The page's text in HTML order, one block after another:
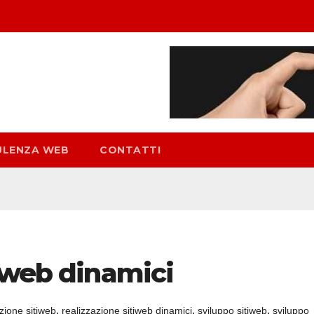
WEB CONTATTI
dinamici
sitiweb, realizzazione sitiweb dinamici, sviluppo sitiweb, sviluppo